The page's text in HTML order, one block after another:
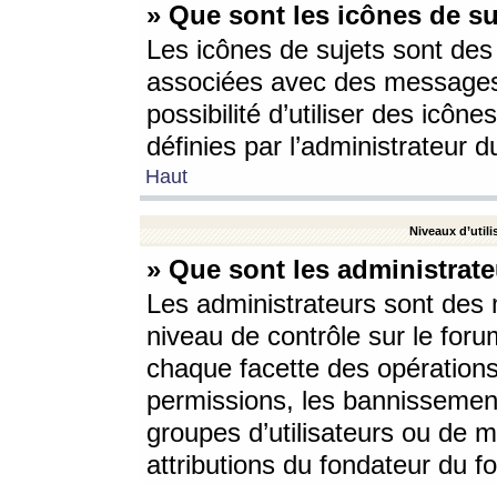
» Que sont les icônes de
Les icônes de sujets sont
associées avec des
possibilité d’utiliser des
définies par l’administrateur
Haut
Niveaux
» Que sont les
Les administrateurs sont
niveau de contrôle sur le
chaque facette des
permissions, les
groupes d’utilisateurs ou de
attributions du fondateur du